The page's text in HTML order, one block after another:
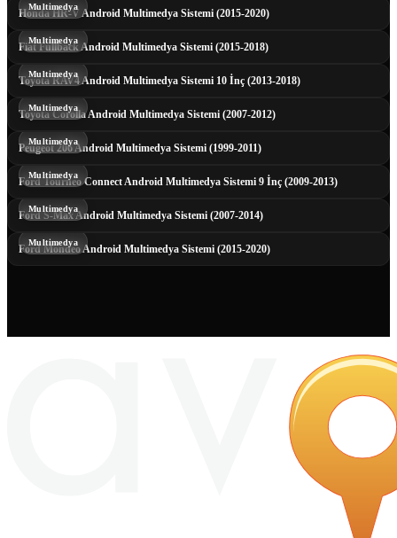
Honda HR-V Android Multimedya Sistemi (2015-2020)
Multimedya
Fiat Fullback Android Multimedya Sistemi (2015-2018)
Multimedya
Toyota RAV4 Android Multimedya Sistemi 10 İnç (2013-2018)
Multimedya
Toyota Corolla Android Multimedya Sistemi (2007-2012)
Multimedya
Peugeot 206 Android Multimedya Sistemi (1999-2011)
Multimedya
Ford Tourneo Connect Android Multimedya Sistemi 9 İnç (2009-2013)
Multimedya
Ford S-Max Android Multimedya Sistemi (2007-2014)
Multimedya
Ford Mondeo Android Multimedya Sistemi (2015-2020)
Multimedya